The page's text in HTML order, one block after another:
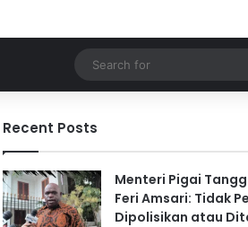
Recent Posts
Menteri Pigai
Feri Amsari: Tidak
Dipolisikan atau